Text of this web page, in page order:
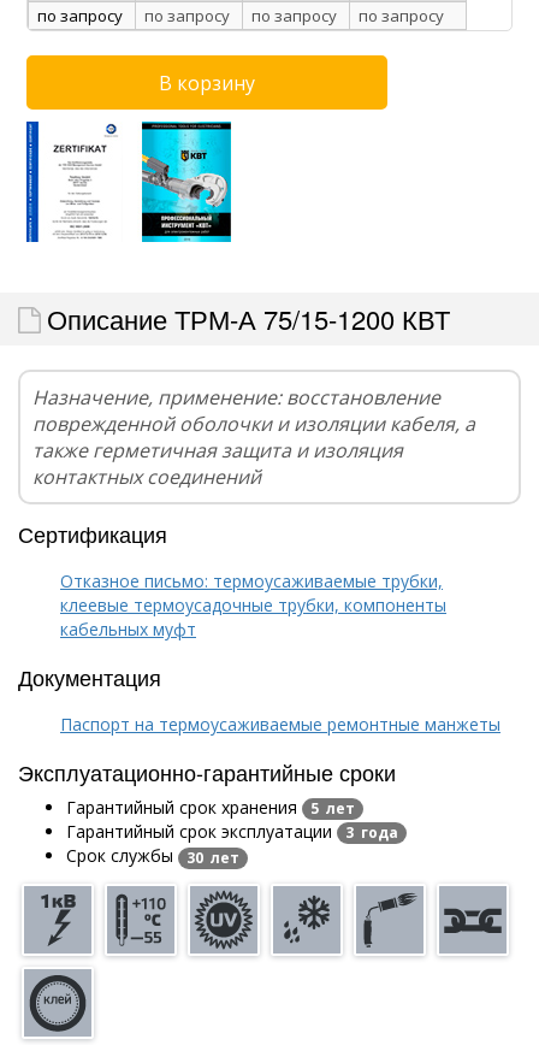
по запросу
по запросу по запросу по запросу
Описание ТРМ-А 75/15-1200 КВТ
Назначение, применение: восстановление
поврежденной оболочки и изоляции кабеля, а
также герметичная защита и изоляция
контактных соединений
Сертификация
Отказное письмо: термоусаживаемые трубки,
клеевые термоусадочные трубки, компоненты
кабельных муфт
Документация
Паспорт на термоусаживаемые ремонтные манжеты
Эксплуатационно-гарантийные сроки
Гарантийный срок хранения 5 лет
Гарантийный срок эксплуатации 3 года
Срок службы 30 лет